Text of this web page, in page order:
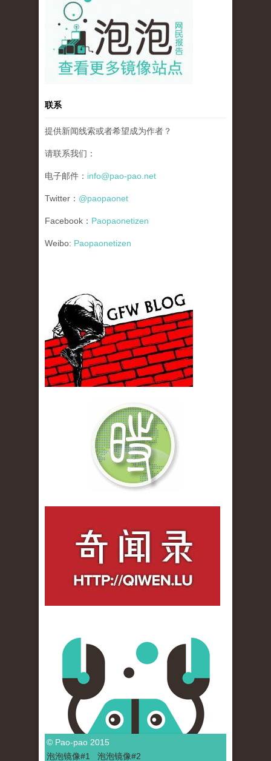
联系
提供新闻线索或者希望成为作者？
请联系我们：
电子邮件： info@pao-pao.net
Twitter： @paopaonet
Facebook： Paopaonetizen
Weibo: Paopaonetizen
gfw_blog_small.jpg
© Pao-pao 2015
泡泡镜像#1 泡泡镜像#2